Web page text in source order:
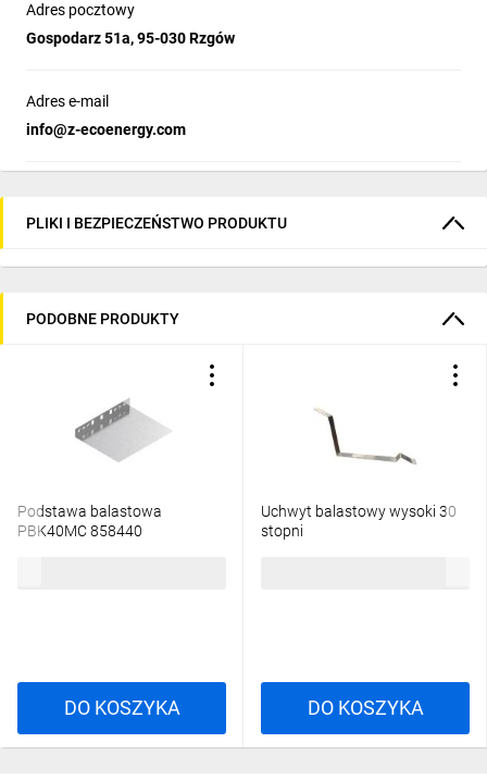
Adres pocztowy
Gospodarz 51a, 95-030 Rzgów
Adres e-mail
info@z-ecoenergy.com
PLIKI I BEZPIECZEŃSTWO PRODUKTU
PODOBNE PRODUKTY
Podstawa balastowa
PBK40MC 858440
DO KOSZYKA
Uchwyt balastowy wysoki 30
stopni
DO KOSZYKA